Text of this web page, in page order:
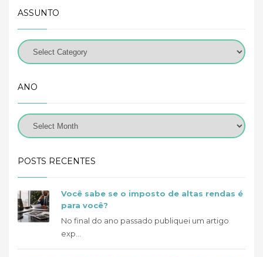
ASSUNTO
ANO
POSTS RECENTES
Você sabe se o imposto de altas rendas é
para você?
No final do ano passado publiquei um artigo
exp...